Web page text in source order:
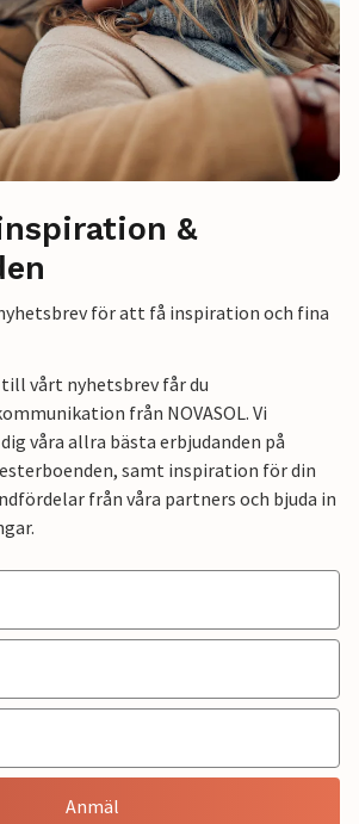
&
för att få inspiration och fina
vårt nyhetsbrev får du
från NOVASOL. Vi
våra allra bästa erbjudanden på
samt inspiration för din
från våra partners och bjuda in
Anmäl